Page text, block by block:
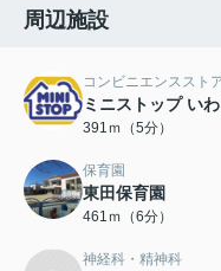
周辺施設
コンビニエンススト
ミニストップ い
391ｍ（5分）
保育園
東田保育園
461ｍ（6分）
神経科・精神科